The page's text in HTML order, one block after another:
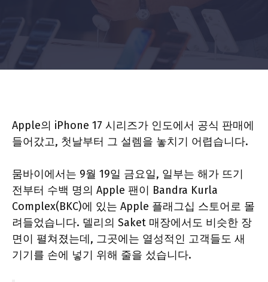
Apple의 iPhone 17 시리즈가 인도에서 공식 판매에
들어갔고, 첫날부터 그 설렘을 놓치기 어렵습니다.
뭄바이에서는 9월 19일 금요일, 일부는 해가 뜨기
전부터 수백 명의 Apple 팬이 Bandra Kurla
Complex(BKC)에 있는 Apple 플래그십 스토어로 몰
려들었습니다. 델리의 Saket 매장에서도 비슷한 장
면이 펼쳐졌는데, 그곳에는 열성적인 고객들도 새
기기를 손에 넣기 위해 줄을 섰습니다.